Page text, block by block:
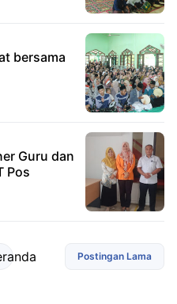
bersama
Guru dan
Pos
Postingan Lama